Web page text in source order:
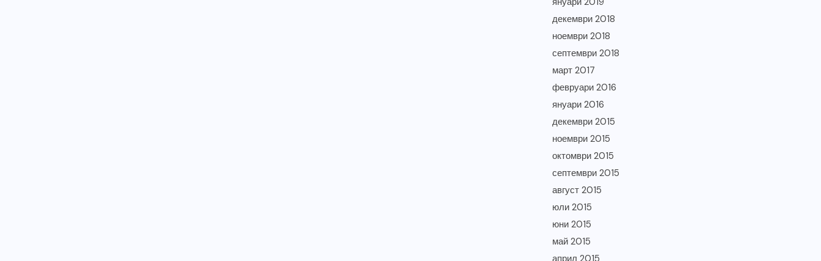
декември 2018
ноември 2018
септември 2018
март 2017
февруари 2016
януари 2016
декември 2015
ноември 2015
октомври 2015
септември 2015
август 2015
юли 2015
юни 2015
май 2015
април 2015